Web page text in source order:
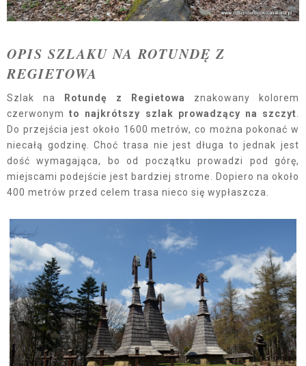
OPIS SZLAKU NA ROTUNDĘ Z
REGIETOWA
Szlak na Rotundę z Regietowa
znakowany kolorem
czerwonymto najkrótszy szlak prowadzący na szczyt
Do przejścia jest około 1600 metrów, co można pokonać w
niecałą godzinę. Choć trasa nie jest długa to jednak jest
dość wymagająca, bo od początku prowadzi pod górę,
miejscami podejście jest bardziej strome. Dopiero na około
400 metrów przed celem trasa nieco się wypłaszcza.